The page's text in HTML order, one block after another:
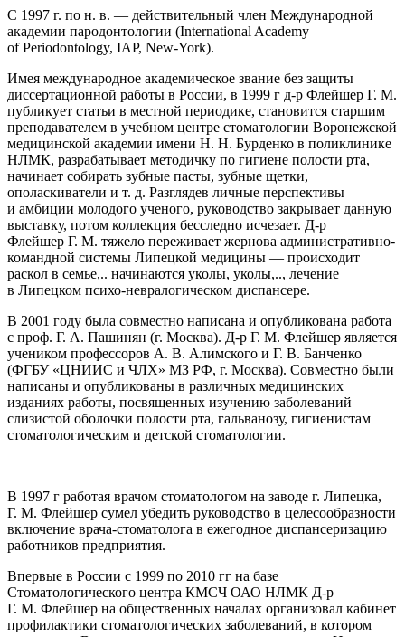
С 1997 г. по н. в. — действительный член Международной
академии пародонтологии (International Academy
of Periodontology, IAP, New-York).
Имея международное академическое звание без защиты
диссертационной работы в России, в 1999 г д-р Флейшер Г. М.
публикует статьи в местной периодике, становится старшим
преподавателем в учебном центре стоматологии Воронежской
медицинской академии имени Н. Н. Бурденко в поликлинике
НЛМК, разрабатывает методичку по гигиене полости рта,
начинает собирать зубные пасты, зубные щетки,
ополаскиватели и т. д. Разглядев личные перспективы
и амбиции молодого ученого, руководство закрывает данную
выставку, потом коллекция бесследно исчезает. Д-р
Флейшер Г. М. тяжело переживает жернова административно-
командной системы Липецкой медицины — происходит
раскол в семье,.. начинаются уколы, уколы,.., лечение
в Липецком психо-невралогическом диспансере.
В 2001 году была совместно написана и опубликована работа
с проф. Г. А. Пашинян (г. Москва). Д-р Г. М. Флейшер является
учеником профессоров А. В. Алимского и Г. В. Банченко
(ФГБУ «ЦНИИС и ЧЛХ» МЗ РФ, г. Москва). Совместно были
написаны и опубликованы в различных медицинских
изданиях работы, посвященных изучению заболеваний
слизистой оболочки полости рта, гальванозу, гигиенистам
стоматологическим и детской стоматологии.
В 1997 г работая врачом стоматологом на заводе г. Липецка,
Г. М. Флейшер сумел убедить руководство в целесообразности
включение врача-стоматолога в ежегодное диспансеризацию
работников предприятия.
Впервые в России с 1999 по 2010 гг на базе
Стоматологического центра КМСЧ ОАО НЛМК Д-р
Г. М. Флейшер на общественных началах организовал кабинет
профилактики стоматологических заболеваний, в котором